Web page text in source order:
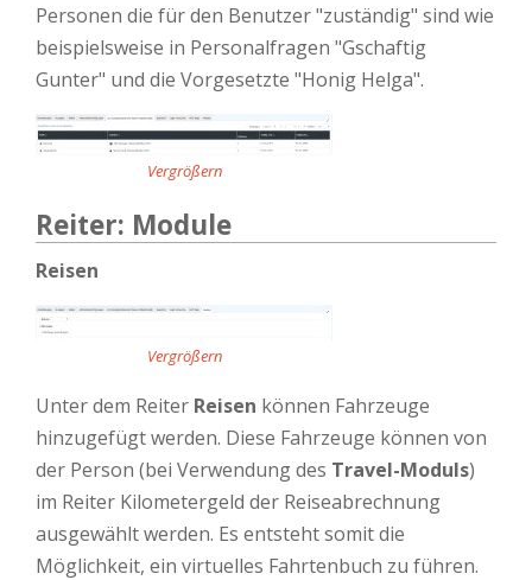
Personen die für den Benutzer "zuständig" sind wie
beispielsweise in Personalfragen "Gschaftig
Gunter" und die Vorgesetzte "Honig Helga".
Vergrößern
Reiter: Module
Reisen
Vergrößern
Unter dem Reiter Reisen können Fahrzeuge
hinzugefügt werden. Diese Fahrzeuge können von
der Person (bei Verwendung des Travel-Moduls)
im Reiter Kilometergeld der Reiseabrechnung
ausgewählt werden. Es entsteht somit die
Möglichkeit, ein virtuelles Fahrtenbuch zu führen.